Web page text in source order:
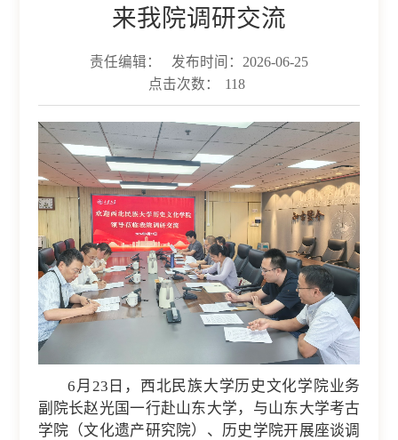
来我院调研交流
责任编辑：
发布时间：2026-06-25
点击次数：
118
6月23日，西北民族大学历史文化学院业务
副院长赵光国一行赴山东大学，与山东大学考古
学院（文化遗产研究院）、历史学院开展座谈调